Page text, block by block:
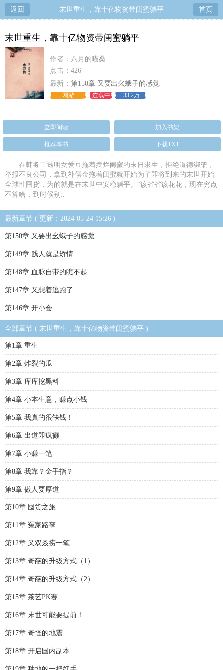
返回 末世重生，靠十亿物资带闺蜜躺平 首页
末世重生，靠十亿物资带闺蜜躺平
作者：八月的喵桑
点击：426
最新： 第150章 又要出幺蛾子的感觉
网游 连载中 33.2万
立即阅读 加入书架
推荐本书 下载TXT
在韩务工透明女爱豆拖着摆烂闺蜜的末日求生，拒绝道德绑架，
举报不良公司，拿到补偿金拖着闺蜜就开始为了即将到来的末世开始
全球性囤货，为的就是在末世中安稳躺平。“该省省该花花，现在穷点
不算啥，到时候别..
最新章节 ( 更新：2024-05-24 15:26 )
第150章 又要出幺蛾子的感觉
第149章 贱人就是矫情
第148章 血脉自带的瞧不起
第147章 又想着逃跑了
第146章 开小会
全部章节 ( 末世重生，靠十亿物资带闺蜜躺平 )
第1章 重生
第2章 炸裂的瓜
第3章 库库挖黑料
第4章 小本生意，赚点小钱
第5章 我真的很缺钱！
第6章 出道即疯癫
第7章 小赚一笔
第8章 我靠？金手指？
第9章 做人要厚道
第10章 囤货之旅
第11章 冤家路窄
第12章 又双叒捞一笔
第13章 奇葩的升级方式（1）
第14章 奇葩的升级方式（2）
第15章 茶艺PK赛
第16章 末世可能要提前！
第17章 奇怪的地震
第18章 开启国内副本